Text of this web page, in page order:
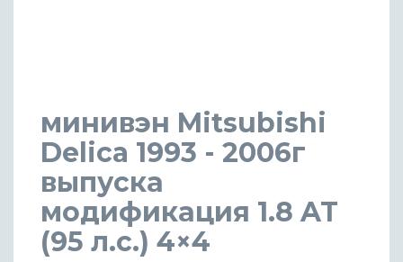
минивэн Mitsubishi
Delica 1993 - 2006г
выпуска
модификация 1.8 AT
(95 л.с.) 4×4